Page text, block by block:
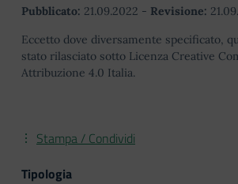
Pubblicato: 21.09.2022 - Revisione:
Eccetto dove diversamente specificato,
stato rilasciato sotto Licenza Creative
Attribuzione 4.0 Italia.
Stampa / Condividi
Tipologia